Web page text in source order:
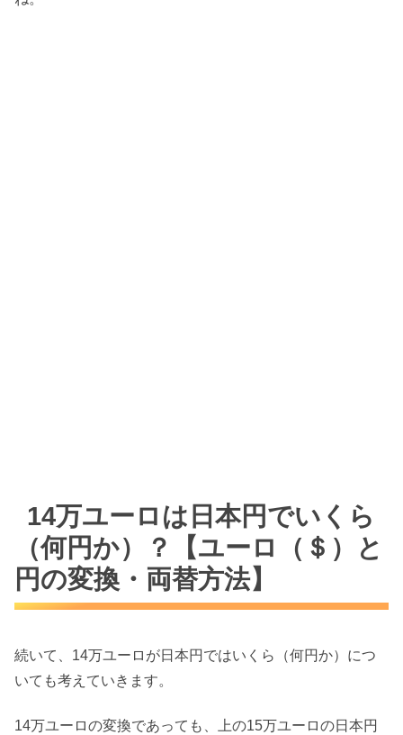
14万ユーロは日本円でいくら
（何円か）？【ユーロ（＄）と
円の変換・両替方法】
続いて、14万ユーロが日本円ではいくら（何円か）につ
いても考えていきます。
14万ユーロの変換であっても、上の15万ユーロの日本円